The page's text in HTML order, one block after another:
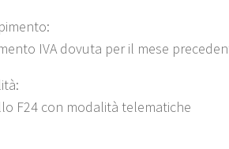
IVA dovuta per il mese
F24 con modalità telematiche